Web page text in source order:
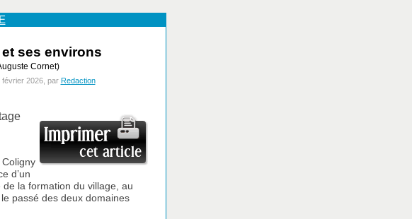
et ses environs
Cornet)
février 2026, par Redaction
d’un
de la formation du village, au
passé des deux domaines